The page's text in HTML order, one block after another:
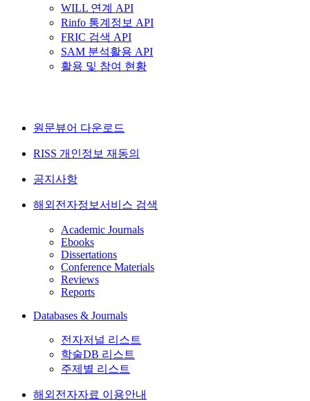
WILL 연계 API
Rinfo 통계정보 API
FRIC 검색 API
SAM 분석활용 API
활용 및 참여 현황
원문뷰어 다운로드
RISS 개인정보 재동의
공지사항
해외전자정보서비스 검색
Academic Journals
Ebooks
Dissertations
Conference Materials
Reviews
Reports
Databases & Journals
전자저널 리스트
학술DB 리스트
주제별 리스트
해외전자자료 이용안내